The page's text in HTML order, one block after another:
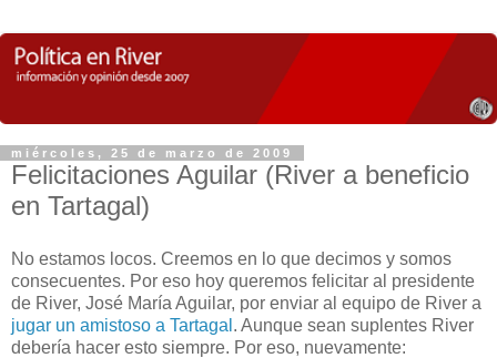
miércoles, 25 de marzo de 2009
Felicitaciones Aguilar (River a beneficio
en Tartagal)
No estamos locos. Creemos en lo que decimos y somos
consecuentes. Por eso hoy queremos felicitar al presidente
de River, José María Aguilar, por enviar al equipo de River a
jugar un amistoso a Tartagal . Aunque sean suplentes River
debería hacer esto siempre. Por eso, nuevamente: